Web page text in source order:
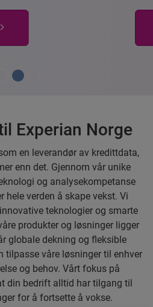
her
Experian Norge
en leverandør av kredittdata,
enn det. Gjennom vår unike
og analysekompetanse
hele verden å skape vekst. Vi
teknologier og smarte
produkter og løsninger ligger
globale dekning og fleksible
tilpasse våre løsninger til enhver
og behov. Vårt fokus på
din bedrift alltid har tilgang til
for å fortsette å vokse.